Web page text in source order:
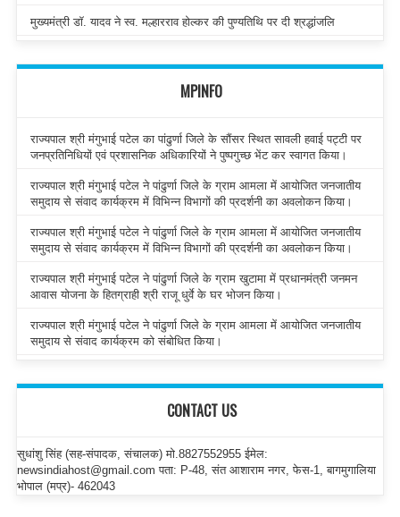
मुख्यमंत्री डॉ. यादव ने स्व. मल्हारराव होल्कर की पुण्यतिथि पर दी श्रद्धांजलि
MPINFO
राज्यपाल श्री मंगुभाई पटेल का पांढुर्णा जिले के सौंसर स्थित सावली हवाई पट्टी पर
जनप्रतिनिधियों एवं प्रशासनिक अधिकारियों ने पुष्पगुच्छ भेंट कर स्वागत किया।
राज्यपाल श्री मंगुभाई पटेल ने पांढुर्णा जिले के ग्राम आमला में आयोजित जनजातीय
समुदाय से संवाद कार्यक्रम में विभिन्न विभागों की प्रदर्शनी का अवलोकन किया।
राज्यपाल श्री मंगुभाई पटेल ने पांढुर्णा जिले के ग्राम आमला में आयोजित जनजातीय
समुदाय से संवाद कार्यक्रम में विभिन्न विभागों की प्रदर्शनी का अवलोकन किया।
राज्यपाल श्री मंगुभाई पटेल ने पांढुर्णा जिले के ग्राम खुटामा में प्रधानमंत्री जनमन
आवास योजना के हितग्राही श्री राजू धुर्वे के घर भोजन किया।
राज्यपाल श्री मंगुभाई पटेल ने पांढुर्णा जिले के ग्राम आमला में आयोजित जनजातीय
समुदाय से संवाद कार्यक्रम को संबोधित किया।
CONTACT US
सुधांशु सिंह (सह-संपादक, संचालक) मो.8827552955 ईमेल:
newsindiahost@gmail.com पता: P-48, संत आशाराम नगर, फेस-1, बागमुगालिया
भोपाल (मप्र)- 462043